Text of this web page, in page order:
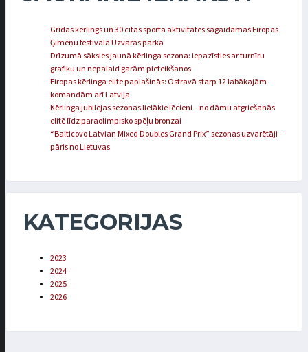
Grīdas kērlings un 30 citas sporta aktivitātes sagaidāmas Eiropas
Ģimeņu festivālā Uzvaras parkā
Drīzumā sāksies jaunā kērlinga sezona: iepazīsties ar turnīru
grafiku un nepalaid garām pieteikšanos
Eiropas kērlinga elite paplašinās: Ostravā starp 12 labākajām
komandām arī Latvija
Kērlinga jubilejas sezonas lielākie lēcieni – no dāmu atgriešanās
elitē līdz paraolimpisko spēļu bronzai
“Balticovo Latvian Mixed Doubles Grand Prix” sezonas uzvarētāji –
pāris no Lietuvas
KATEGORIJAS
2023
2024
2025
2026